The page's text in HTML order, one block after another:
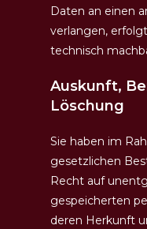
Daten an einen
verlangen,
technisch
Auskunft,
Löschung
Sie haben im
gesetzlichen
Recht auf
gespeicherten
deren Herkunft